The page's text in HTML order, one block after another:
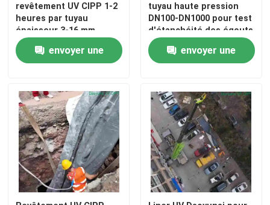
Contrôle de qualité
Contactez-nous
Demandez une citation
Équipement UV de CIPP
revêtement UV CIPP 1-2
heures par tuyau
épaisseur 3-16 mm
envoyer une
tuyau haute pression
DN100-DN1000 pour test
d'étanchéité des égouts
Pression maximale 6
bars Gamme DN100-
DN1000
envoyer une